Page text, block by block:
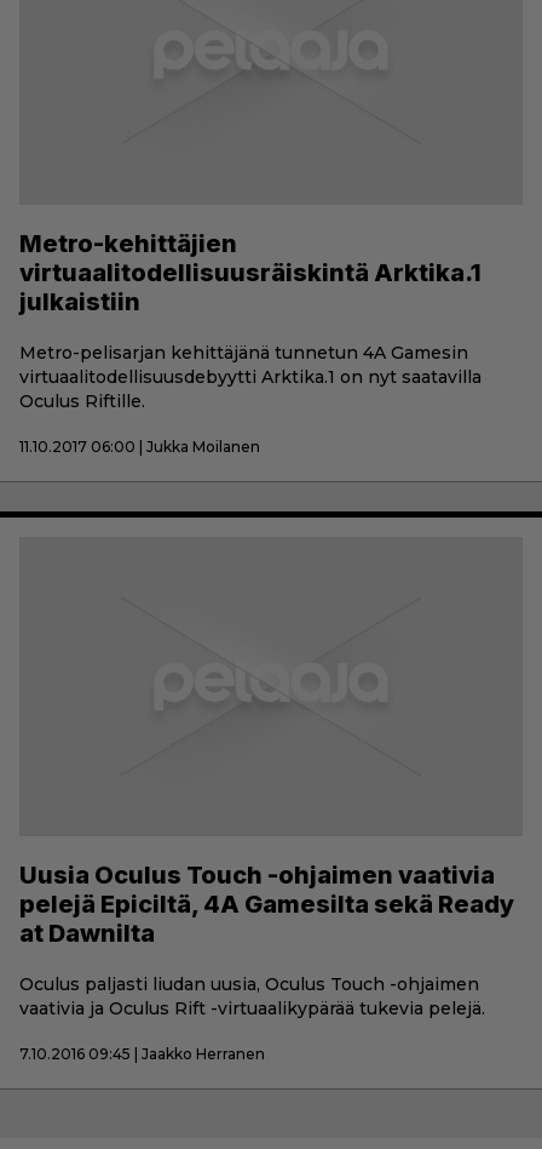
Metro-kehittäjien
virtuaalitodellisuusräiskintä Arktika.1
julkaistiin
Metro-pelisarjan kehittäjänä tunnetun 4A Gamesin
virtuaalitodellisuusdebyytti Arktika.1 on nyt saatavilla
Oculus Riftille.
11.10.2017 06:00 | Jukka Moilanen
Uusia Oculus Touch -ohjaimen vaativia
pelejä Epiciltä, 4A Gamesilta sekä Ready
at Dawnilta
Oculus paljasti liudan uusia, Oculus Touch -ohjaimen
vaativia ja Oculus Rift -virtuaalikypärää tukevia pelejä.
7.10.2016 09:45 | Jaakko Herranen